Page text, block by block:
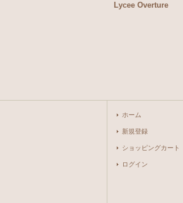
Lycee Overture
ホーム
新規登録
ショッピングカート
ログイン